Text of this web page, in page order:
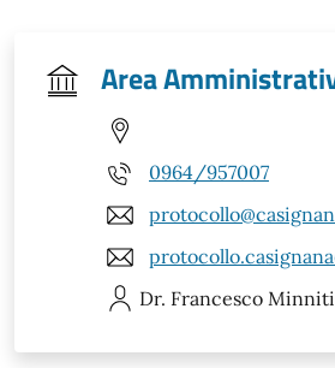
Area
0964/957007
Dr. Francesco Minniti